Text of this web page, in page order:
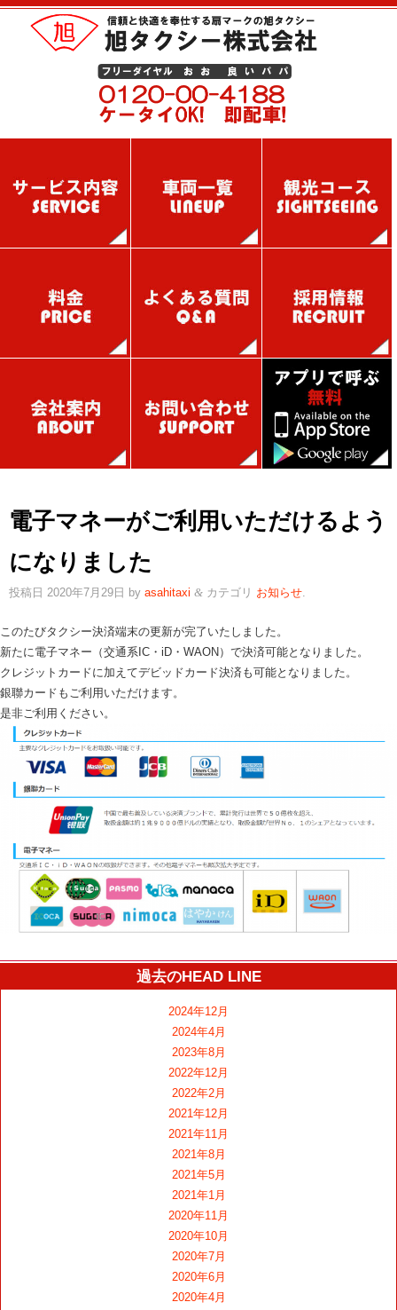
電子マネーがご利用いただけるよう
になりました
投稿日 2020年7月29日 by asahitaxi & カテゴリ お知らせ
このたびタクシー決済端末の更新が完了いたしました。
新たに電子マネー（交通系IC・iD・WAON）で決済可能となりました。
クレジットカードに加えてデビッドカード決済も可能となりました。
銀聯カードもご利用いただけます。
是非ご利用ください。
過去のHEAD LINE
2024年12月
2024年4月
2023年8月
2022年12月
2022年2月
2021年12月
2021年11月
2021年8月
2021年5月
2021年1月
2020年11月
2020年10月
2020年7月
2020年6月
2020年4月